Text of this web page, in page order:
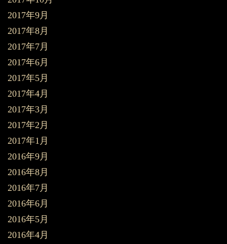
2017年9月
2017年8月
2017年7月
2017年6月
2017年5月
2017年4月
2017年3月
2017年2月
2017年1月
2016年9月
2016年8月
2016年7月
2016年6月
2016年5月
2016年4月